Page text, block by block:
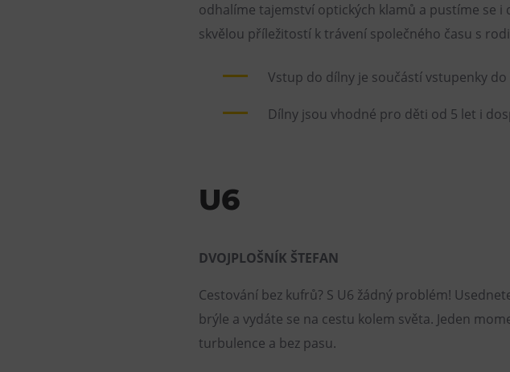
odhalíme tajemství optických klamů a pustíme se i
skvělou příležitostí k trávení společného času s
Vstup do dílny je součástí vstupenky
Dílny jsou vhodné pro děti od 5 let i
U6
DVOJPLOŠNÍK ŠTEFAN
Cestování bez kufrů? S U6 žádný problém!
brýle a vydáte se na cestu kolem světa. Jeden
turbulence a bez pasu.